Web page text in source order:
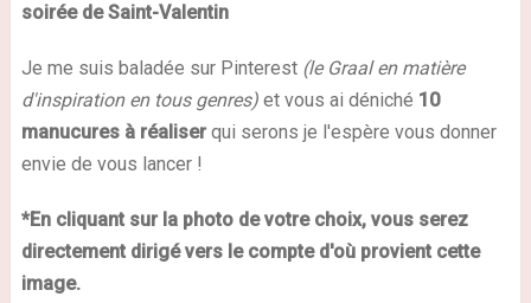
soirée de Saint-Valentin
Je me suis baladée sur Pinterest (le Graal en matière
d'inspiration en tous genres)et vous ai déniché 10
manucures à réaliserqui serons je l'espère vous donner
envie de vous lancer !
*En cliquant sur la photo de votre choix, vous serez
directement dirigé vers le compte d'où provient cette
image.